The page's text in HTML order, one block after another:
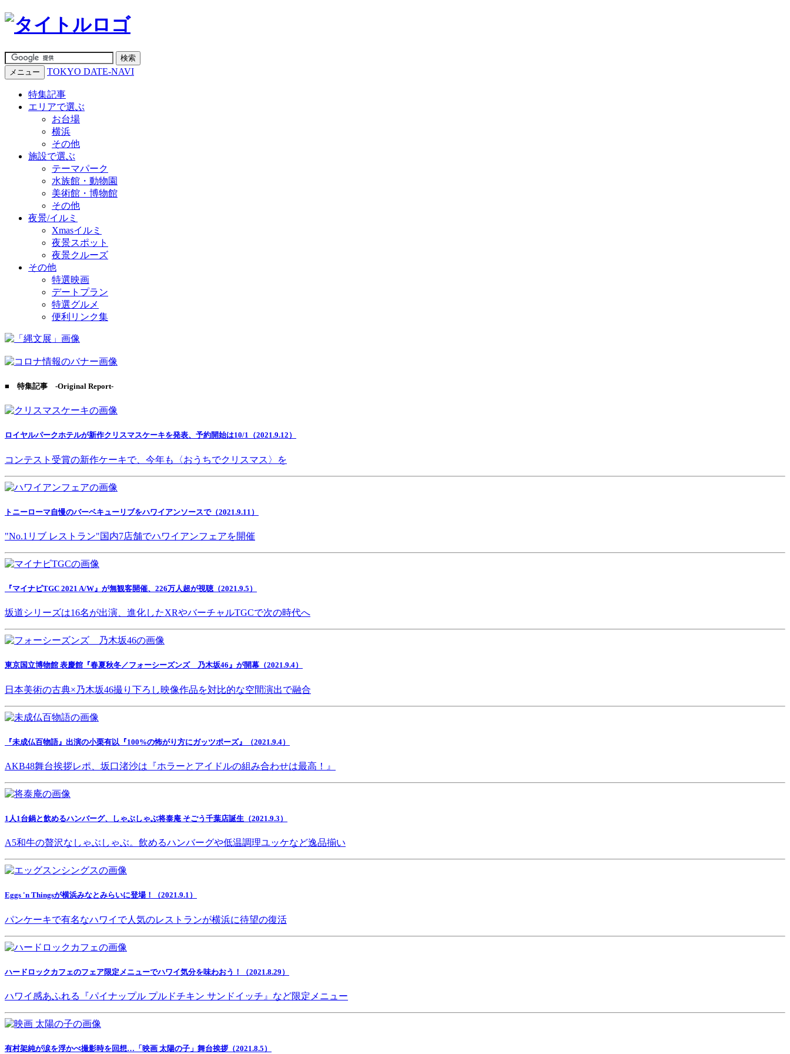
メニュー TOKYO DATE-NAVI
特集記事
エリアで選ぶ
お台場
横浜
その他
施設で選ぶ
テーマパーク
水族館・動物園
美術館・博物館
その他
夜景/イルミ
Xmasイルミ
夜景スポット
夜景クルーズ
その他
特選映画
デートプラン
特選グルメ
便利リンク集
■ 特集記事 -Original Report-
ロイヤルパークホテルが新作クリスマスケーキを発表、予約開始は10/1（2021.9.12）
コンテスト受賞の新作ケーキで、今年も〈おうちでクリスマス〉を
トニーローマ自慢のバーベキューリブをハワイアンソースで（2021.9.11）
"No.1リブ レストラン"国内7店舗でハワイアンフェアを開催
『マイナビTGC 2021 A/W』が無観客開催、226万人超が視聴（2021.9.5）
坂道シリーズは16名が出演、進化したXRやバーチャルTGCで次の時代へ
東京国立博物館 表慶館『春夏秋冬／フォーシーズンズ 乃木坂46』が開幕（2021.9.4）
日本美術の古典×乃木坂46撮り下ろし映像作品を対比的な空間演出で融合
『未成仏百物語』出演の小栗有以『100%の怖がり方にガッツポーズ』（2021.9.4）
AKB48舞台挨拶レポ、坂口渚沙は『ホラーとアイドルの組み合わせは最高！』
1人1台鍋と飲めるハンバーグ、しゃぶしゃぶ将泰庵 そごう千葉店誕生（2021.9.3）
A5和牛の贅沢なしゃぶしゃぶ。飲めるハンバーグや低温調理ユッケなど逸品揃い
Eggs 'n Thingsが横浜みなとみらいに登場！（2021.9.1）
パンケーキで有名なハワイで人気のレストランが横浜に待望の復活
ハードロックカフェのフェア限定メニューでハワイ気分を味わおう！（2021.8.29）
ハワイ感あふれる『パイナップル プルドチキン サンドイッチ』など限定メニュー
有村架純が涙を浮かべ撮影時を回想…「映画 太陽の子」舞台挨拶（2021.8.5）